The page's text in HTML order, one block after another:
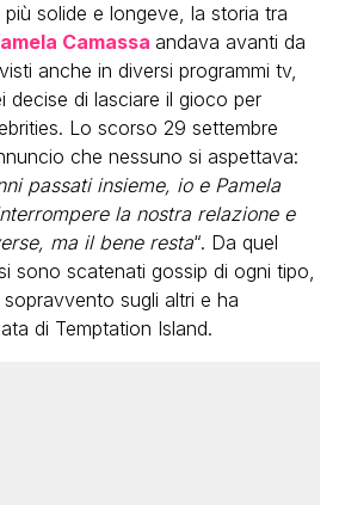
solide e longeve, la storia tra
Camassa andava avanti da
anche in diversi programmi tv,
decise di lasciare il gioco per
Lo scorso 29 settembre
che nessuno si aspettava:
passati insieme, io e Pamela
la nostra relazione e
ma il bene resta“. Da quel
sono scatenati gossip di ogni tipo,
sugli altri e ha
di Temptation Island.